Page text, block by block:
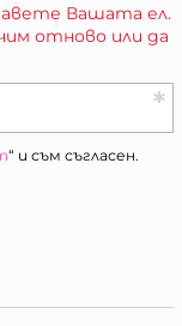
Вашата ел.
отново или да
“ и съм съгласен.